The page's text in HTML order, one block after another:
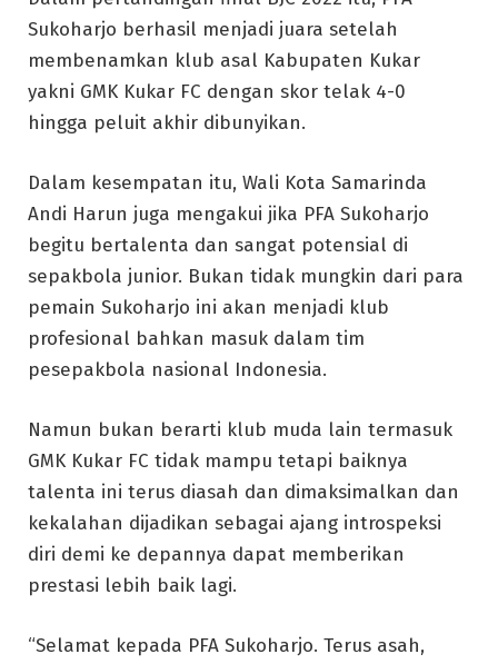
Sukoharjo berhasil menjadi juara setelah
membenamkan klub asal Kabupaten Kukar
yakni GMK Kukar FC dengan skor telak 4-0
hingga peluit akhir dibunyikan.
Dalam kesempatan itu, Wali Kota Samarinda
Andi Harun juga mengakui jika PFA Sukoharjo
begitu bertalenta dan sangat potensial di
sepakbola junior. Bukan tidak mungkin dari para
pemain Sukoharjo ini akan menjadi klub
profesional bahkan masuk dalam tim
pesepakbola nasional Indonesia.
Namun bukan berarti klub muda lain termasuk
GMK Kukar FC tidak mampu tetapi baiknya
talenta ini terus diasah dan dimaksimalkan dan
kekalahan dijadikan sebagai ajang introspeksi
diri demi ke depannya dapat memberikan
prestasi lebih baik lagi.
“Selamat kepada PFA Sukoharjo. Terus asah,